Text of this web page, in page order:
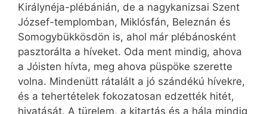
Királynéja-plébánián, de a nagykanizsai Szent
József-templomban, Miklósfán, Beleznán és
Somogybükkösdön is, ahol már plébánosként
pasztorálta a híveket. Oda ment mindig, ahova
a Jóisten hívta, meg ahova püspöke szerette
volna. Mindenütt rátalált a jó szándékú hívekre,
és a tehertételek fokozatosan edzették hitét,
hivatását. A türelem, a kitartás és a hála mindig